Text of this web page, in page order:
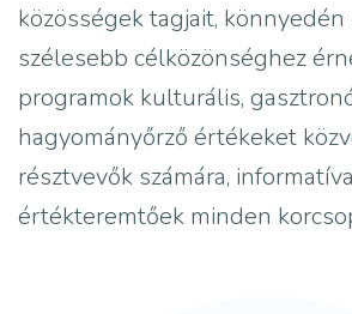
közösségek tagjait, könnyedén
szélesebb célközönséghez
programok kulturális,
hagyományőrző értékeket
résztvevők számára,
értékteremtőek minden